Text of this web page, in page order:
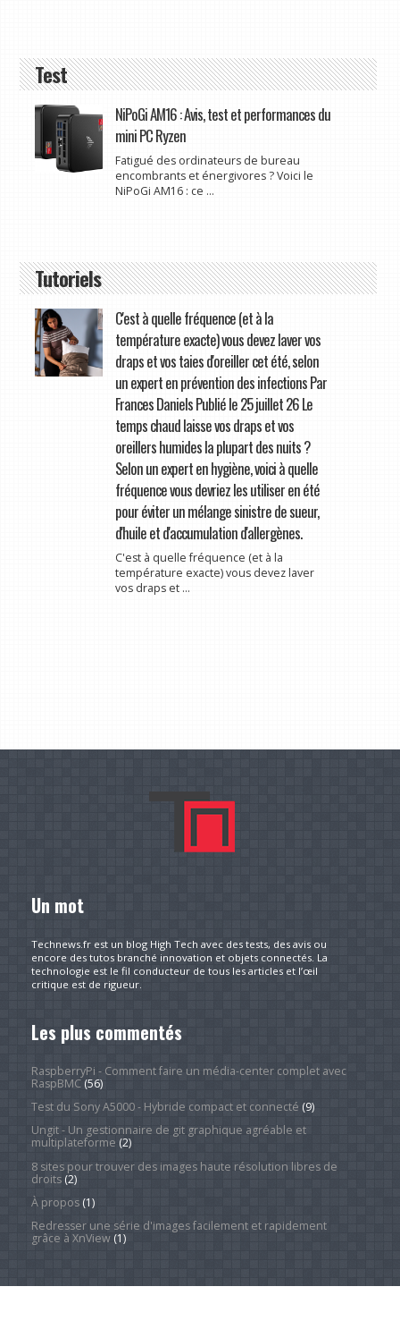
Test
NiPoGi AM16 : Avis, test et performances du
mini PC Ryzen
Fatigué des ordinateurs de bureau
encombrants et énergivores ? Voici le
NiPoGi AM16 : ce ...
Tutoriels
C'est à quelle fréquence (et à la
température exacte) vous devez laver vos
draps et vos taies d'oreiller cet été, selon
un expert en prévention des infections Par
Frances Daniels Publié le 25 juillet 26 Le
temps chaud laisse vos draps et vos
oreillers humides la plupart des nuits ?
Selon un expert en hygiène, voici à quelle
fréquence vous devriez les utiliser en été
pour éviter un mélange sinistre de sueur,
d'huile et d'accumulation d'allergènes.
C'est à quelle fréquence (et à la
température exacte) vous devez laver
vos draps et ...
Un mot
Technews.fr est un blog High Tech avec des tests, des avis ou
encore des tutos branché innovation et objets connectés. La
technologie est le fil conducteur de tous les articles et l’œil
critique est de rigueur.
Les plus commentés
RaspberryPi - Comment faire un média-center complet avec
RaspBMC(56)
Test du Sony A5000 - Hybride compact et connecté (9)
Ungit - Un gestionnaire de git graphique agréable et
multiplateforme (2)
8 sites pour trouver des images haute résolution libres de
droits(2)
À propos(1)
Redresser une série d'images facilement et rapidement
grâce à XnView(1)